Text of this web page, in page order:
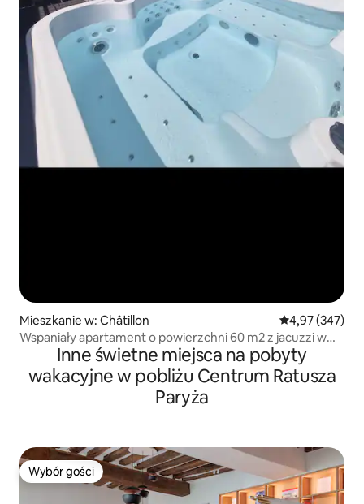
Mieszkanie w: Châtillon Średnia
4,97 (347)
Wspaniały apartament o powierzchni 60 m2 z jacuzzi w
pobliżu Paryża
Inne świetne miejsca na pobyty
wakacyjne w pobliżu Centrum Ratusza
Paryża
Wybór gości
Wybór gości